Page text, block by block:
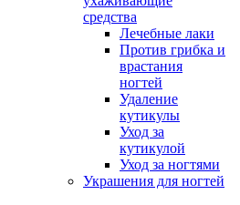
средства
Лечебные лаки
Против грибка и
врастания
ногтей
Удаление
кутикулы
Уход за
кутикулой
Уход за ногтями
Украшения для ногтей